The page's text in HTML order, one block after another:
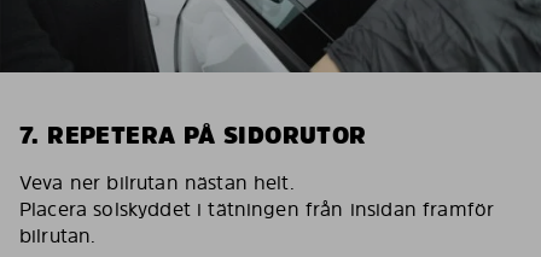
7. REPETERA PÅ SIDORUTOR
Veva ner bilrutan nästan helt.
Placera solskyddet i tätningen från insidan framför
bilrutan.